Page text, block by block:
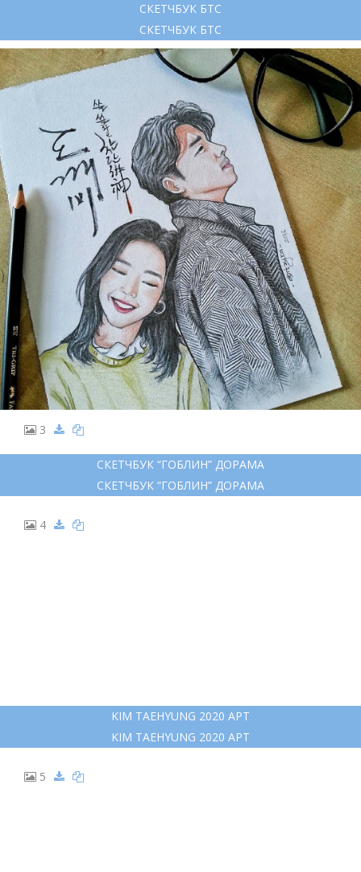
СКЕТЧБУК БТС
СКЕТЧБУК БТС
3
СКЕТЧБУК “ГОБЛИН” ДОРАМА
СКЕТЧБУК “ГОБЛИН” ДОРАМА
4
KIM TAEHYUNG 2020 АРТ
KIM TAEHYUNG 2020 АРТ
5